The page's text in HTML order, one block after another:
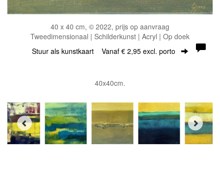
40 x 40 cm, © 2022, prijs op aanvraag
Tweedimensionaal | Schilderkunst | Acryl | Op doek
Stuur als kunstkaart Vanaf € 2,95 excl. porto
40x40cm.